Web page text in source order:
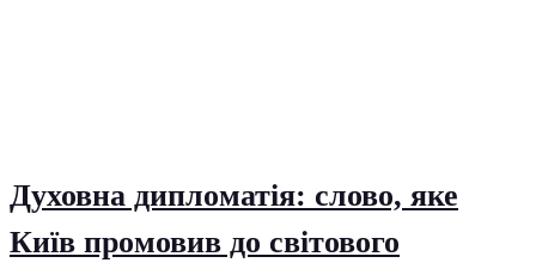
Духовна дипломатія: слово, яке
Київ промовив до світового